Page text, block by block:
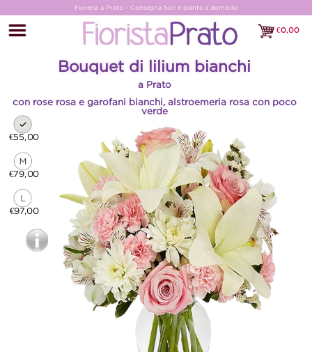
Fioreria a Prato - Consegna fiori e piante a domicilio
€0,00
€0,00
Bouquet di lilium bianchi
a Prato
con rose rosa e garofani bianchi, alstroemeria rosa con poco
verde
€55,00
€79,00
€97,00